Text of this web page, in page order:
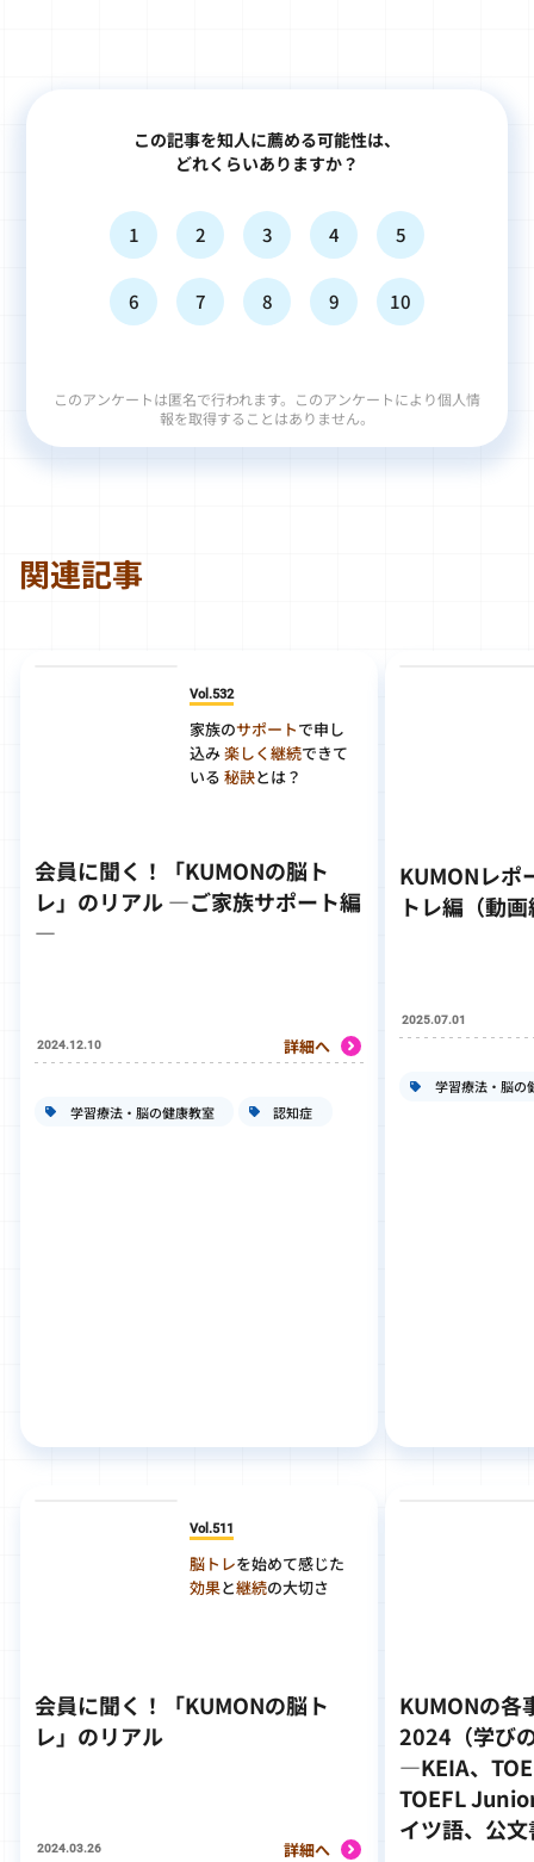
この記事を知人に薦める可能性は、
どれくらいありますか？
1 2 3 4 5
6 7 8 9 10
このアンケートは匿名で行われます。このアンケートにより個人情
報を取得することはありません。
関連記事
Vol.532
家族のサポートで申し
込み楽しく継続できて
いる 秘訣とは？
会員に聞く！「KUMONの脳ト
レ」のリアル ―ご家族サポート編
―
2024.12.10 詳細へ
学習療法・脳の健康教室 認知症
Vol.511
脳トレを始めて感じた
効果と継続の大切さ
会員に聞く！「KUMONの脳ト
レ」のリアル
2024.03.26 詳細へ
KUMONレ
トレ編（動
2025.07.01
学習療法・脳の
KUMONの各
2024（学び
―KEIA、
TOEFL
イツ語、公